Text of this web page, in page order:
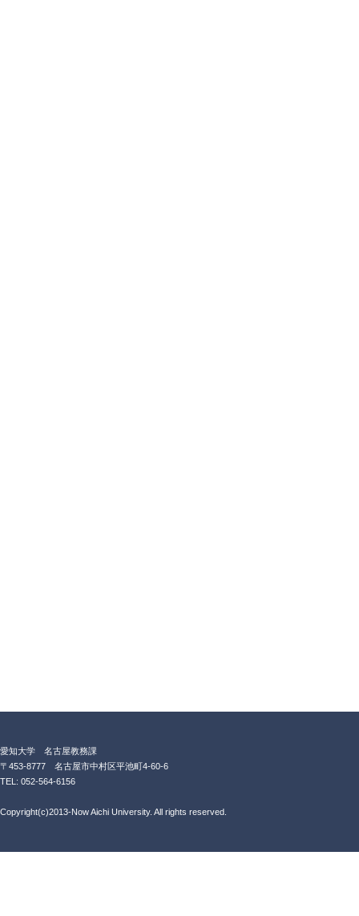
愛知大学 名古屋教務課
〒453-8777 名古屋市中村区平池町4-60-6
TEL: 052-564-6156
Copyright(c)2013-Now Aichi University. All rights reserved.